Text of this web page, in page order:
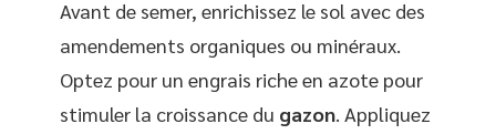
Avant de semer, enrichissez le sol avec des
amendements organiques ou minéraux.
Optez pour un engrais riche en azote pour
stimuler la croissance du gazon. Appliquez